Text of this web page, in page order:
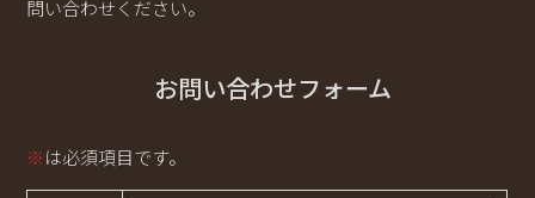
問い合わせください。
お問い合わせフォーム
※は必須項目です。